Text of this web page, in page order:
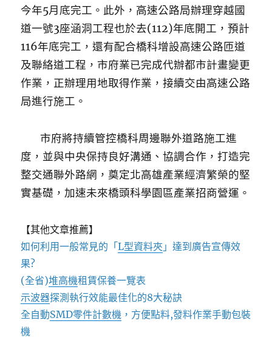
今年5月底完工。此外，高速公路局辦理穿越國
道一號3座涵洞工程也於去(112)年底開工，預計
116年底完工，還有配合橋科增設高速公路匝道
及聯絡道工程，市府業已完成代辦都市計畫變更
作業，正辦理用地取得作業，接續交由高速公路
局進行施工。
市府將持續管控橋科周邊聯外道路施工進
度，並與中央保持良好溝通、協調合作，打造完
整交通聯外路網，奠定北高雄產業經濟繁榮的堅
實基礎，加速未來橋頭科學園區產業招商營運。
【其他文章推薦】
如何利用一般常見的「L型資料夾 」達到廣告宣傳效
果?
(全省)堆高機租賃保養一覽表
示波器探測執行效能最佳化的8大秘訣
全自動SMD零件計數機 ，方便點料,發料作業手動包裝
機